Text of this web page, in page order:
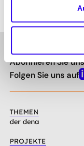
gehe
nach
oben
Abonnieren Sie
Folgen Sie uns auf
THEMEN
der dena
PROJEKTE